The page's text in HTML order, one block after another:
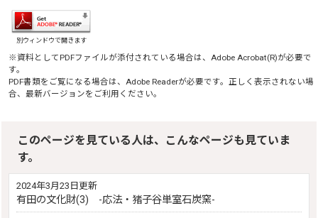
別ウィンドウで開きます
※資料としてPDFファイルが添付されている場合は、Adobe Acrobat(R)が必要で
す。
PDF書類をご覧になる場合は、Adobe Readerが必要です。正しく表示されない場
合、最新バージョンをご利用ください。
このページを見ている人は、こんなページも見ていま
す。
2024年3月23日更新
有田の文化財(3) -応法・猪子谷単室石炭窯-